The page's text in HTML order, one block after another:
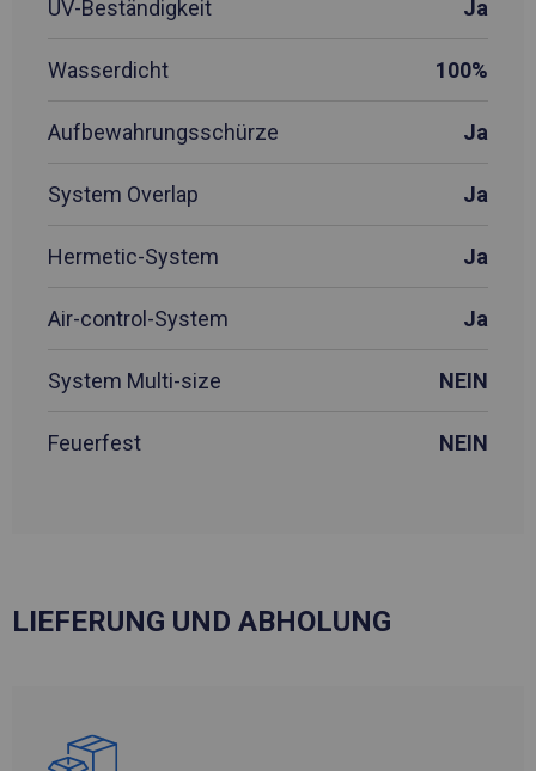
UV-Beständigkeit Ja
Wasserdicht 100%
Aufbewahrungsschürze Ja
System Overlap Ja
Hermetic-System Ja
Air-control-System Ja
System Multi-size NEIN
Feuerfest NEIN
LIEFERUNG UND ABHOLUNG